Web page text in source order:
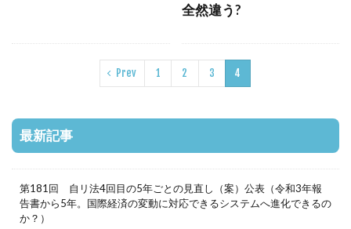
全然違う?
Prev 1 2 3 4
最新記事
第181回 自リ法4回目の5年ごとの見直し（案）公表（令和3年報
告書から5年。国際経済の変動に対応できるシステムへ進化できるの
か？）